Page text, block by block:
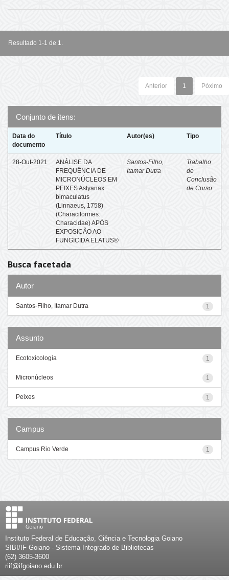
Resultado 1-1 de 1.
Anterior 1 Póximo
Conjunto de itens:
Data do
documento
Título Autor(es) Tipo
28-Out-2021
ANÁLISE DA
FREQUÊNCIA DE
MICRONÚCLEOS EM
PEIXES Astyanax
bimaculatus
(Linnaeus, 1758)
(Characiformes:
Characidae) APÓS
EXPOSIÇÃO AO
FUNGICIDA ELATUS®
Santos-Filho,
Itamar Dutra
Trabalho
de
Conclusão
de Curso
Busca facetada
Autor
1
Santos-Filho, Itamar Dutra
Assunto
1
Ecotoxicologia
1
Micronúcleos
1
Peixes
Campus
1
Campus Rio Verde
Instituto Federal de Educação, Ciência e Tecnologia Goiano
SIBI/IF Goiano - Sistema Integrado de Bibliotecas
(62) 3605-3600
riif@ifgoiano.edu.br